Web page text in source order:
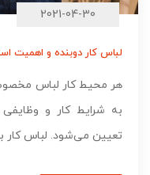
2021-04-30
لباس کار دوبنده و اهمیت
هر محیط کار لباس مخصوص
به شرایط کار و
تعیین می‌شود. لباس کار